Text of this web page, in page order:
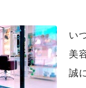
い
美
誠